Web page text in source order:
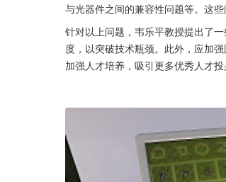
与光器件之间的兼容性问题等。这
针对以上问题，韦乐平教授提出了
度，以突破技术瓶颈。此外，应加
加强人才培养，吸引更多优秀人才